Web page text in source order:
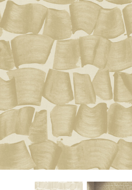
world visit Envato
creative assets,
templates, learn
even hire
industry-
paired
subscription
helps